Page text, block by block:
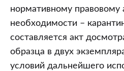
нормативному правовому
необходимости –
составляется акт
образца в двух
условий дальнейшего